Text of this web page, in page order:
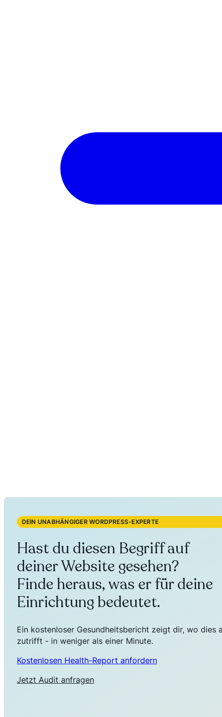
DEIN UNABHÄNGIGER WORDPRESS-EXPERTE
Hast du diesen Begriff auf
deiner Website gesehen?
Finde heraus, was er für deine
Einrichtung bedeutet.
Ein kostenloser Gesundheitsbericht zeigt dir, wo dies
zutrifft - in weniger als einer Minute.
Kostenlosen Health-Report anfordern
Jetzt Audit anfragen